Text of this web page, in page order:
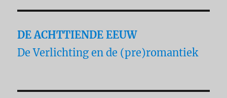
DE ACHTTIENDE EEUW
De Verlichting en de (pre)romantiek